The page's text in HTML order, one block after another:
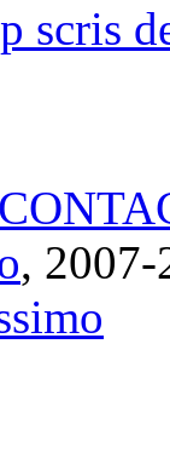
scris
, 2007-